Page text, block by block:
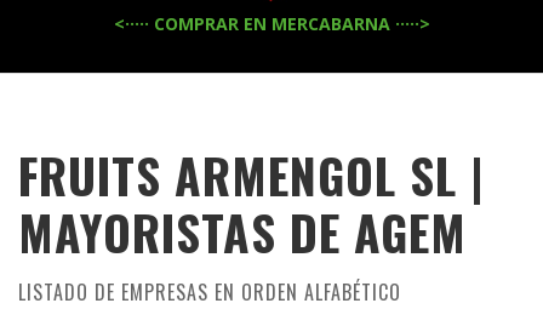
<····· COMPRAR EN MERCABARNA ·····>
FRUITS ARMENGOL SL |
MAYORISTAS DE AGEM
LISTADO DE EMPRESAS EN ORDEN ALFABÉTICO